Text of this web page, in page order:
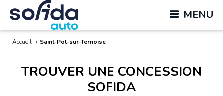
MENU
Accueil › Saint-Pol-sur-Ternoise
TROUVER UNE CONCESSION
SOFIDA